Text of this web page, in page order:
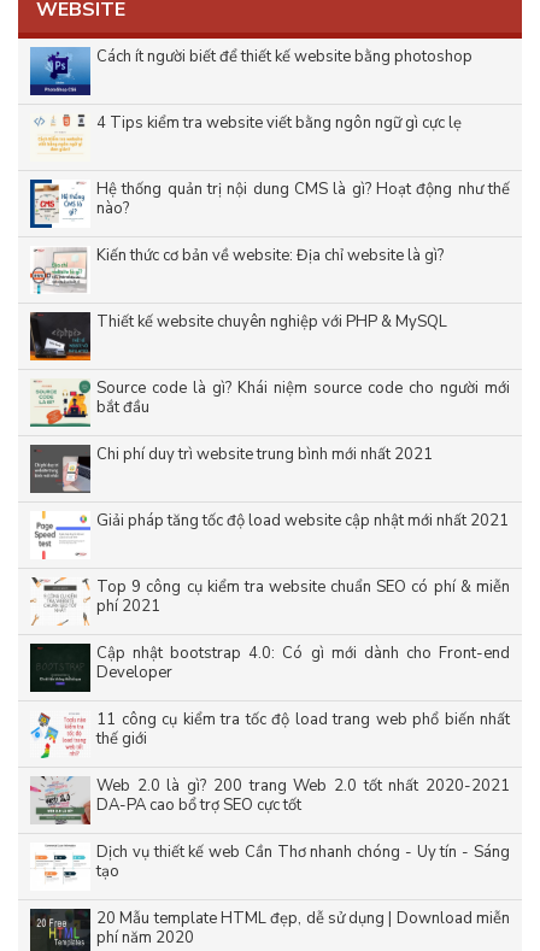
WEBSITE
Cách ít người biết để thiết kế website bằng photoshop
4 Tips kiểm tra website viết bằng ngôn ngữ gì cực lẹ
Hệ thống quản trị nội dung CMS là gì? Hoạt động như thế
nào?
Kiến thức cơ bản về website: Địa chỉ website là gì?
Thiết kế website chuyên nghiệp với PHP & MySQL
Source code là gì? Khái niệm source code cho người mới
bắt đầu
Chi phí duy trì website trung bình mới nhất 2021
Giải pháp tăng tốc độ load website cập nhật mới nhất 2021
Top 9 công cụ kiểm tra website chuẩn SEO có phí & miễn
phí 2021
Cập nhật bootstrap 4.0: Có gì mới dành cho Front-end
Developer
11 công cụ kiểm tra tốc độ load trang web phổ biến nhất
thế giới
Web 2.0 là gì? 200 trang Web 2.0 tốt nhất 2020-2021
DA-PA cao bổ trợ SEO cực tốt
Dịch vụ thiết kế web Cần Thơ nhanh chóng - Uy tín - Sáng
tạo
20 Mẫu template HTML đẹp, dễ sử dụng | Download miễn
phí năm 2020